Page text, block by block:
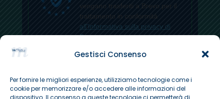
Gestisci Consenso
Per fornire le migliori esperienze, utilizziamo tecnologie come i
cookie per memorizzare e/o accedere alle informazioni del
dispositivo. Il consenso a queste tecnologie ci permetterà di
vengano trasferiti a Brevo per il
trattamento in conformità
all'Informativa sulla privacy di
Brevo.
ISCRIVITI